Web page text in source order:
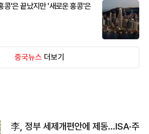
콩'은 끝났지만 '새로운 홍콩'은
중국뉴스 더보기
李, 정부 세제개편안에 제동…ISA·주